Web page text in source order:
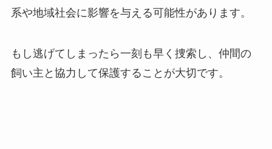
系や地域社会に影響を与える可能性があります。
もし逃げてしまったら一刻も早く捜索し、仲間の
飼い主と協力して保護することが大切です。